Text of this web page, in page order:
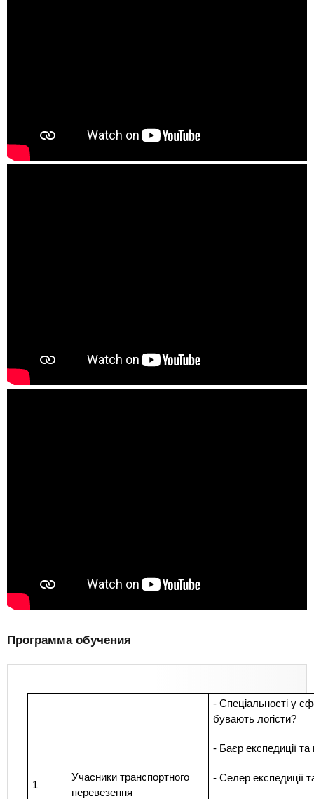
Программа обучения
1
Учасники транспортного
перевезення
- Спеціальності у
бувають логісти?
- Баєр експедиції
- Селер експедиції